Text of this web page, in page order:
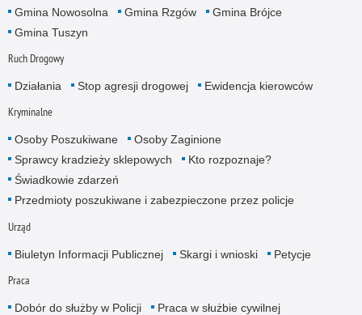
Gmina Nowosolna
Gmina Rzgów
Gmina Brójce
Gmina Tuszyn
Ruch Drogowy
Działania Stop agresji drogowej Ewidencja kierowców
Kryminalne
Osoby Poszukiwane
Osoby Zaginione
Sprawcy kradzieży sklepowych
Kto rozpoznaje?
Świadkowie zdarzeń
Przedmioty poszukiwane i zabezpieczone przez policje
Urząd
Biuletyn Informacji Publicznej Skargi i wnioski Petycje
Praca
Dobór do służby w Policji
Praca w służbie cywilnej